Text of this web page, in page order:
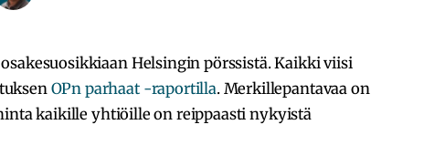
Helsingin pörssistä. Kaikki viisi
OPn parhaat -raportilla. Merkillepantavaa on
kaikille yhtiöille on reippaasti nykyistä